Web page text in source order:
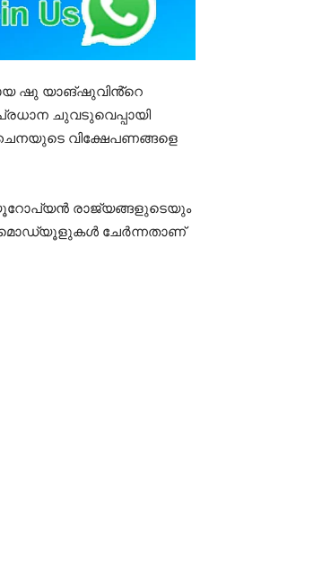
ഷു യാങ്ഷുവിൻ്റെ
ചുവടുവെപ്പായി
വിക്ഷേപണങ്ങളെ
യൂറോപ്യൻ രാജ്യങ്ങളുടെയും
മൊഡ്യൂളുകൾ ചേർന്നതാണ്